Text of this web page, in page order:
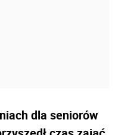
dla seniorów